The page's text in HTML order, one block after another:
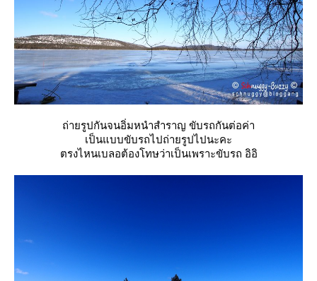
ถ่ายรูปกันจนอิ่มหนำสำราญ ขับรถกันต่อค่า
เป็นแบบขับรถไปถ่ายรูปไปนะคะ
ตรงไหนเบลอต้องโทษว่าเป็นเพราะขับรถ อิอิ